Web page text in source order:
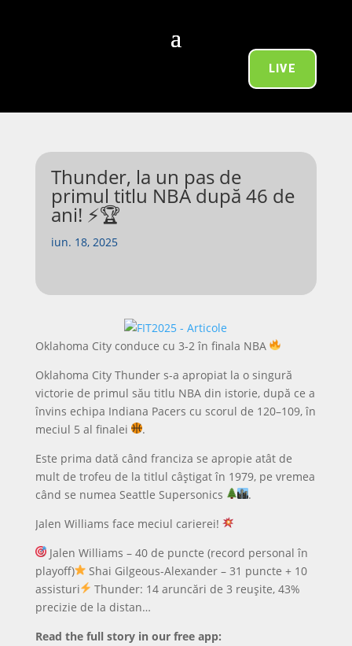
LIVE
Thunder, la un pas de
primul titlu NBA după 46 de
ani! ⚡🏆
iun. 18, 2025
Oklahoma City conduce cu 3-2 în finala NBA
Oklahoma City Thunder s-a apropiat la o singură
victorie de primul său titlu NBA din istorie, după ce a
învins echipa Indiana Pacers cu scorul de 120–109, în
meciul 5 al finalei
.
Este prima dată când franciza se apropie atât de
mult de trofeu de la titlul câștigat în 1979, pe vremea
când se numea Seattle Supersonics
.
Jalen Williams face meciul carierei!
Jalen Williams – 40 de puncte (record personal în
playoff)
Shai Gilgeous-Alexander – 31 puncte + 10
assisturi
Thunder: 14 aruncări de 3 reușite, 43%
precizie de la distan…
Read the full story in our free app: